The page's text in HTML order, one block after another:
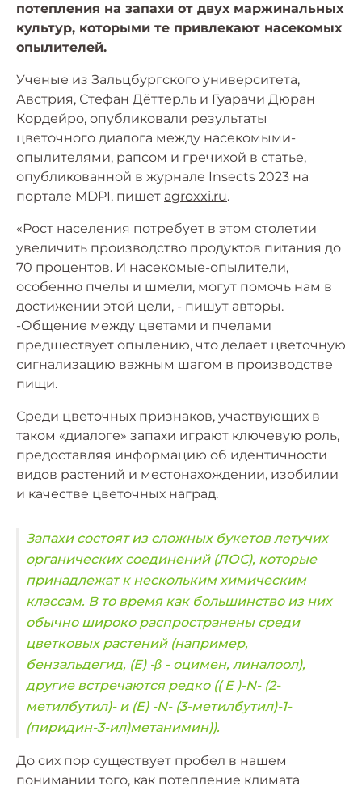
потепления на запахи от двух маржинальных
культур, которыми те привлекают насекомых
опылителей.
Ученые из Зальцбургского университета,
Австрия, Стефан Дёттерль и Гуарачи Дюран
Кордейро, опубликовали результаты
цветочного диалога между насекомыми-
опылителями, рапсом и гречихой в статье,
опубликованной в журнале Insects 2023 на
портале MDPI, пишет agroxxi.ru.
«Рост населения потребует в этом столетии
увеличить производство продуктов питания до
70 процентов. И насекомые-опылители,
особенно пчелы и шмели, могут помочь нам в
достижении этой цели, - пишут авторы.
-Общение между цветами и пчелами
предшествует опылению, что делает цветочную
сигнализацию важным шагом в производстве
пищи.
Среди цветочных признаков, участвующих в
таком «диалоге» запахи играют ключевую роль,
предоставляя информацию об идентичности
видов растений и местонахождении, изобилии
и качестве цветочных наград.
Запахи состоят из сложных букетов летучих
органических соединений (ЛОС), которые
принадлежат к нескольким химическим
классам. В то время как большинство из них
обычно широко распространены среди
цветковых растений (например,
бензальдегид, (Е) -β - оцимен, линалоол),
другие встречаются редко (( E )-N- (2-
метилбутил)- и (E) -N- (3-метилбутил)-1-
(пиридин-3-ил)метанимин)).
До сих пор существует пробел в нашем
понимании того, как потепление климата